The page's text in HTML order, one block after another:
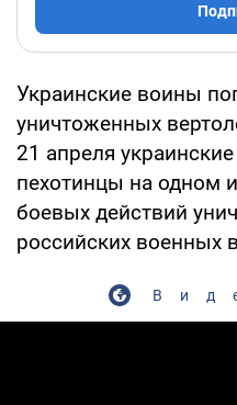
Украинские воины
уничтоженных
21 апреля
пехотинцы на одном
боевых действий
российских военных